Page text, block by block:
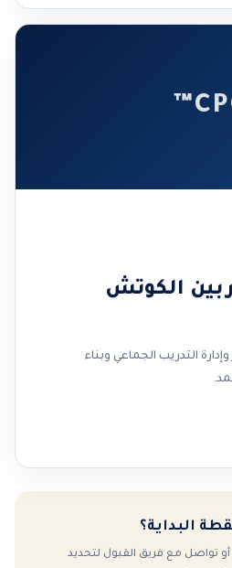
الكوتش
التدريب الجماعي وبناء
البداية؟
تواصل مع فريق القبول لتحديد